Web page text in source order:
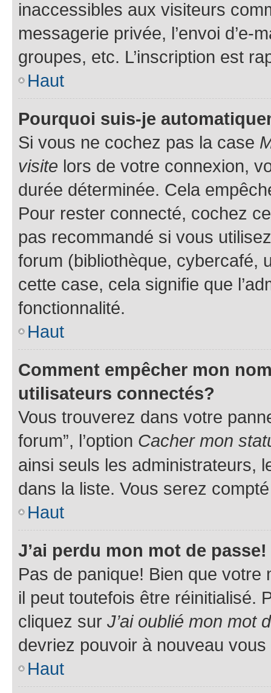
inaccessibles aux visiteurs
messagerie privée, l’envoi d’e-
groupes, etc. L’inscription est
Haut
Pourquoi suis-je
Si vous ne cochez pas la case
visite lors de votre connexion,
durée déterminée. Cela
Pour rester connecté, cochez
pas recommandé si vous
forum (bibliothèque, cybercafé,
cette case, cela signifie que
fonctionnalité.
Haut
Comment empêcher mon
utilisateurs connectés?
Vous trouverez dans votre
forum”, l’option Cacher mon
ainsi seuls les administrateurs,
dans la liste. Vous serez
Haut
J’ai perdu mon mot de passe!
Pas de panique! Bien que
il peut toutefois être réinitialisé.
cliquez sur J’ai oublié mon mot
devriez pouvoir à nouveau
Haut